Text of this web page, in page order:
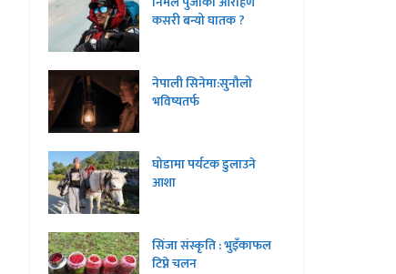
कसरी बन्यो घातक ?
नेपाली सिनेमा:सुनौलो
भविष्यतर्फ
घोडामा पर्यटक डुलाउने
आशा
सिंजा संस्कृति : भुइँकाफल
टिप्ने चलन